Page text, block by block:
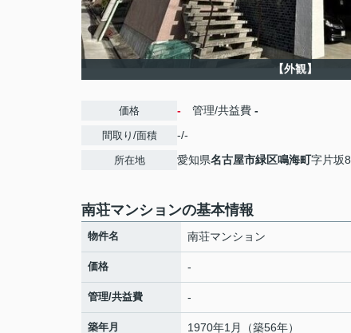
【外観】
価格 - 管理/共益費 -
間取り/面積 -/-
所在地 愛知県名古屋市緑区鳴海町字片坂8
南荘マンションの基本情報
物件名 南荘マンション
価格 -
管理/共益費 -
築年月 1970年1月（築56年）